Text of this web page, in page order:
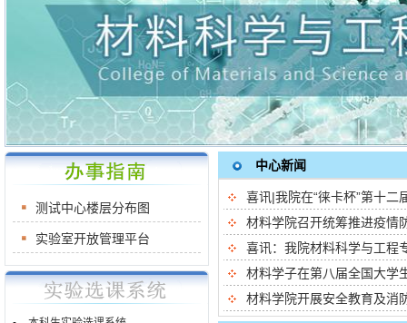
测试中心楼层分布图
实验室开放管理平台
中心新闻
喜讯|我院在“徕卡杯”第十二
材料学院召开统筹推进疫情
喜讯：我院材料科学与工程
材料学子在第八届全国大学
材料学院开展安全教育及消